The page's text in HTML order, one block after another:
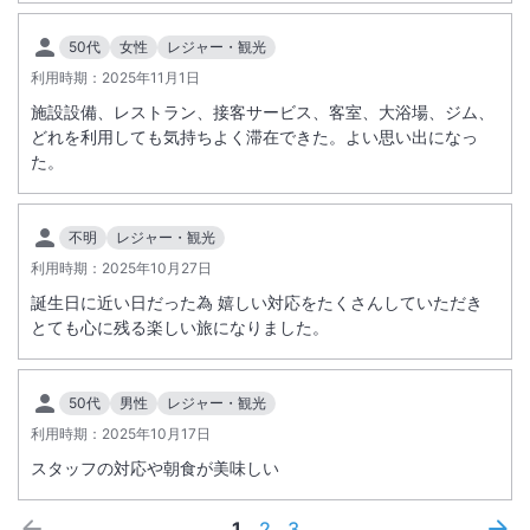
50代 女性
レジャー・観光
利用時期： 2025年11月1日
施設設備、レストラン、接客サービス、客室、大浴場、ジム、
どれを利用しても気持ちよく滞在できた。よい思い出になっ
た。
不明
レジャー・観光
利用時期： 2025年10月27日
誕生日に近い日だった為 嬉しい対応をたくさんしていただき
とても心に残る楽しい旅になりました。
50代 男性
レジャー・観光
利用時期： 2025年10月17日
スタッフの対応や朝食が美味しい